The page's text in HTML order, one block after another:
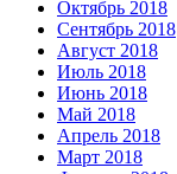
Октябрь 2018
Сентябрь 2018
Август 2018
Июль 2018
Июнь 2018
Май 2018
Апрель 2018
Март 2018